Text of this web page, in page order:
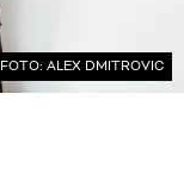
FOTO: ALEX DMITROVIC